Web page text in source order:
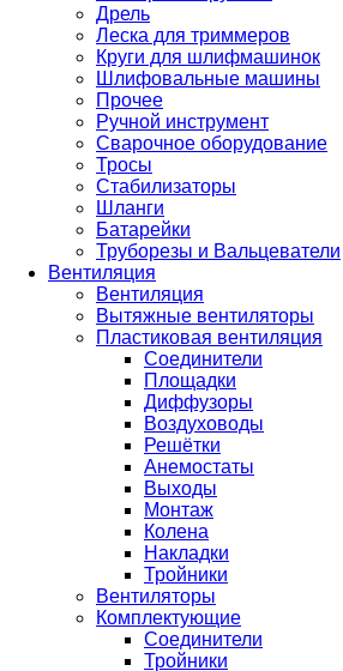
Дрель
Леска для триммеров
Круги для шлифмашинок
Шлифовальные машины
Прочее
Ручной инструмент
Сварочное оборудование
Тросы
Стабилизаторы
Шланги
Батарейки
Труборезы и Вальцеватели
Вентиляция
Вентиляция
Вытяжные вентиляторы
Пластиковая вентиляция
Соединители
Площадки
Диффузоры
Воздуховоды
Решётки
Анемостаты
Выходы
Монтаж
Колена
Накладки
Тройники
Вентиляторы
Комплектующие
Соединители
Тройники